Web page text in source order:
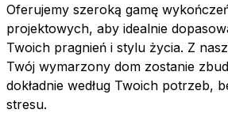
Oferujemy szeroką gamę
projektowych, aby idealnie
Twoich pragnień i stylu życia. Z
Twój wymarzony dom zostanie
dokładnie według Twoich potrzeb,
stresu.